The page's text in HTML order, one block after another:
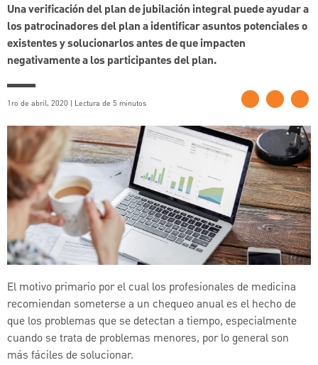
Una verificación del plan de jubilación integral puede ayudar a
los patrocinadores del plan a identificar asuntos potenciales o
existentes y solucionarlos antes de que impacten
negativamente a los participantes del plan.
1ro de abril, 2020 | Lectura de 5 minutos
El motivo primario por el cual los profesionales de medicina
recomiendan someterse a un chequeo anual es el hecho de
que los problemas que se detectan a tiempo, especialmente
cuando se trata de problemas menores, por lo general son
más fáciles de solucionar.